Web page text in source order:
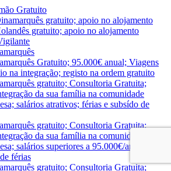
Gratuito
gratuito; apoio no alojamento
gratuito; apoio no alojamento
Gratuito; 95.000€ anual; Viagens
na integração; registo na ordem gratuito
gratuito; Consultoria Gratuita;
da sua família na comunidade
salários atrativos; férias e subsído de
gratuito; Consultoria Gratuita;
da sua família na comunidade
salários superiores a 95.000€/ano; férias
férias
gratuito; Consultoria Gratuita;